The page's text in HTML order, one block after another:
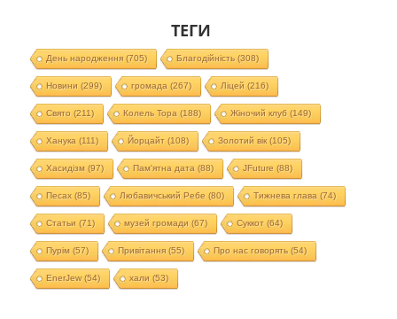
ТЕГИ
День народження(705) Благодійність(308)
Новини (299) громада (267) Ліцей (216)
Свято (211) Колель Тора (188) Жіночий клуб (149)
Ханука (111) Йорцайт (108) Золотий вік(105)
Хасидізм (97) Пам'ятна дата (88) JFuture (88)
Песах(85) Любавичський Ребе (80) Тижнева глава (74)
Статьи (71) музей громади (67) Суккот (64)
Пурім (57) Привітання(55) Про нас говорять(54)
EnerJew(54) хали (53)